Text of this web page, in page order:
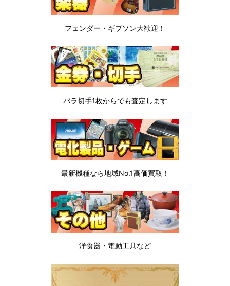
フェンダー・ギブソン大歓迎！
バラ切手1枚からでも査定します
最新機種なら地域No.1高価買取！
洋食器・電動工具など